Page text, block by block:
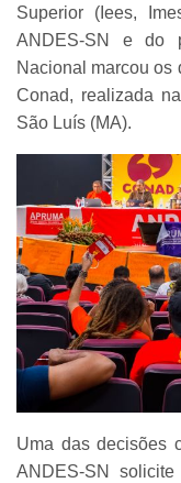
Superior (Iees,
ANDES-SN e do
Nacional marcou os
Conad, realizada
São Luís (MA).
Uma das decisões
ANDES-SN